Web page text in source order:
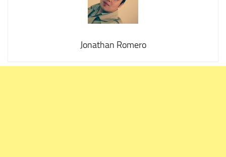
Jonathan Romero